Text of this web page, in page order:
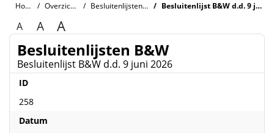
Home
Overzichten Besluitenlijsten B&W Besluitenlijst B&W d.d. 9 juni 2026
A A A
Besluitenlijsten B&W
Besluitenlijst B&W d.d. 9 juni 2026
ID
258
Datum